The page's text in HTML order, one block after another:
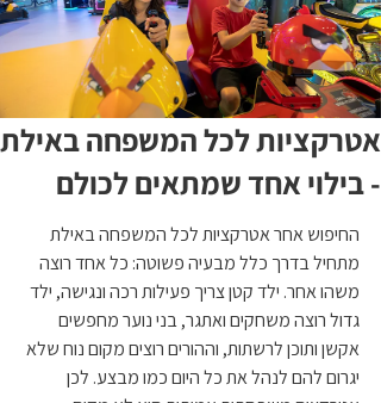
אטרקציות לכל המשפחה באילת
- בילוי אחד שמתאים לכולם
החיפוש אחר אטרקציות לכל המשפחה באילת
מתחיל בדרך כלל מבעיה פשוטה: כל אחד רוצה
משהו אחר. ילד קטן צריך פעילות רכה ונגישה, ילד
גדול רוצה משחקים ואתגר, בני נוער מחפשים
אקשן ותוכן לרשתות, וההורים רוצים מקום נוח שלא
יגרום להם לנהל את כל היום כמו מבצע. לכן